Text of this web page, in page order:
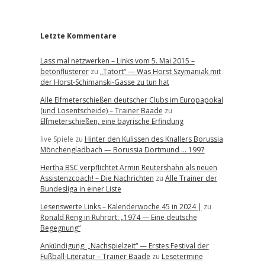
Letzte Kommentare
Lass mal netzwerken – Links vom 5. Mai 2015 –
betonflüstererzu „Tatort“ — Was Horst Szymaniak mit
der Horst-Schimanski-Gasse zu tun hat
Alle Elfmeterschießen deutscher Clubs im Europapokal
(und Losentscheide) – Trainer Baade zu
Elfmeterschießen, eine bayrische Erfindung
live Spiele zu Hinter den Kulissen des Knallers Borussia
Mönchengladbach — Borussia Dortmund … 1997
Hertha BSC verpflichtet Armin Reutershahn als neuen
Assistenzcoach! – Die Nachrichten zu Alle Trainer der
Bundesliga in einer Liste
Lesenswerte Links – Kalenderwoche 45 in 2024 | zu
Ronald Reng in Ruhrort: „1974 — Eine deutsche
Begegnung“
Ankündigung: „Nachspielzeit“ — Erstes Festival der
Fußball-Literatur – Trainer Baade zu Lesetermine